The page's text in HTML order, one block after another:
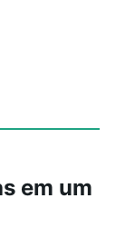
em um